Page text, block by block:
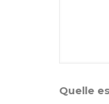
Quelle